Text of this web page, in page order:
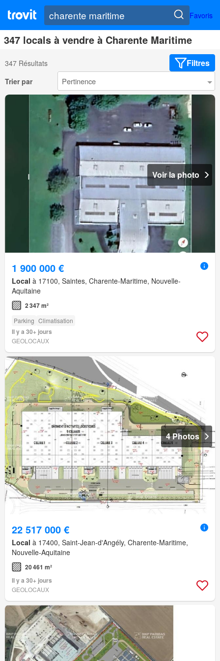
Favoris
347 locals à vendre à Charente Maritime
347 Résultats Filtres
Trier par
Voir la photo
1 900 000 €
Local à 17100, Saintes, Charente-Maritime, Nouvelle-
Aquitaine
2 347 m²
Parking Climatisation
Il y a 30+ jours
GEOLOCAUX
4 Photos
22 517 000 €
Local à 17400, Saint-Jean-d'Angély, Charente-Maritime,
Nouvelle-Aquitaine
20 461 m²
Il y a 30+ jours
GEOLOCAUX